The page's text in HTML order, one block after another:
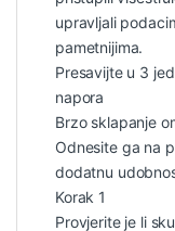
upravljali
pametnijima.
Presavijte u 3
napora
Brzo sklapanje
Odnesite ga na
dodatnu
Korak 1
Provjerite je li